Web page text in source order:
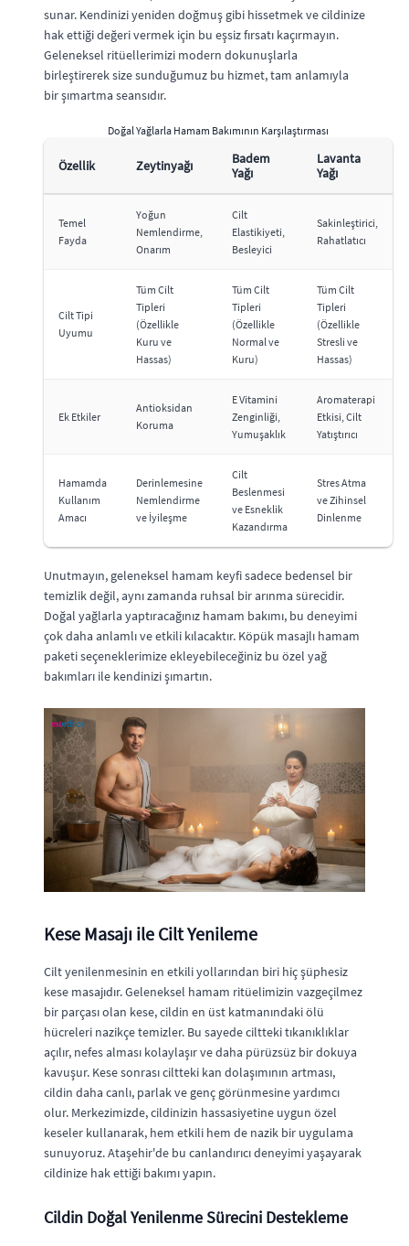
sunar. Kendinizi yeniden doğmuş gibi hissetmek ve cildinize
hak ettiği değeri vermek için bu eşsiz fırsatı kaçırmayın.
Geleneksel ritüellerimizi modern dokunuşlarla
birleştirerek size sunduğumuz bu hizmet, tam anlamıyla
bir şımartma seansıdır.
Doğal Yağlarla Hamam Bakımının Karşılaştırması
Özellik Zeytinyağı
Badem
Yağı
Lavanta
Yağı
Temel
Fayda
Yoğun
Nemlendirme,
Onarım
Cilt
Elastikiyeti,
Besleyici
Sakinleştirici,
Rahatlatıcı
Cilt Tipi
Uyumu
Tüm Cilt
Tipleri
(Özellikle
Kuru ve
Hassas)
Tüm Cilt
Tipleri
(Özellikle
Normal ve
Kuru)
Tüm Cilt
Tipleri
(Özellikle
Stresli ve
Hassas)
Ek Etkiler
Antioksidan
Koruma
E Vitamini
Zenginliği,
Yumuşaklık
Aromaterapi
Etkisi, Cilt
Yatıştırıcı
Hamamda
Kullanım
Amacı
Derinlemesine
Nemlendirme
ve İyileşme
Cilt
Beslenmesi
ve Esneklik
Kazandırma
Stres Atma
ve Zihinsel
Dinlenme
Unutmayın, geleneksel hamam keyfi sadece bedensel bir
temizlik değil, aynı zamanda ruhsal bir arınma sürecidir.
Doğal yağlarla yaptıracağınız hamam bakımı, bu deneyimi
çok daha anlamlı ve etkili kılacaktır. Köpük masajlı hamam
paketi seçeneklerimize ekleyebileceğiniz bu özel yağ
bakımları ile kendinizi şımartın.
Kese Masajı ile Cilt Yenileme
Cilt yenilenmesinin en etkili yollarından biri hiç şüphesiz
kese masajıdır. Geleneksel hamam ritüelimizin vazgeçilmez
bir parçası olan kese, cildin en üst katmanındaki ölü
hücreleri nazikçe temizler. Bu sayede ciltteki tıkanıklıklar
açılır, nefes alması kolaylaşır ve daha pürüzsüz bir dokuya
kavuşur. Kese sonrası ciltteki kan dolaşımının artması,
cildin daha canlı, parlak ve genç görünmesine yardımcı
olur. Merkezimizde, cildinizin hassasiyetine uygun özel
keseler kullanarak, hem etkili hem de nazik bir uygulama
sunuyoruz. Ataşehir'de bu canlandırıcı deneyimi yaşayarak
cildinize hak ettiği bakımı yapın.
Cildin Doğal Yenilenme Sürecini Destekleme